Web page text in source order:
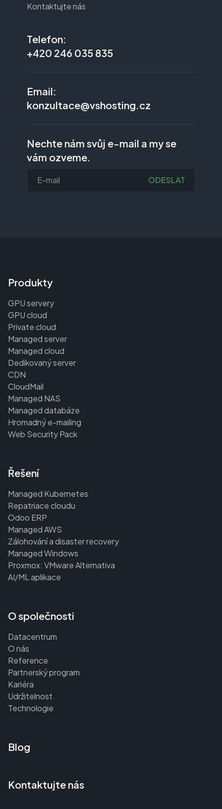
Kontaktujte nás
Telefon:
+420 246 035 835
Email:
konzultace@vshosting.cz
Nechte nám svůj e-mail a my se
vám ozveme.
ODESLAT
Produkty
GPU servery
GPU cloud
Private cloud
Managed server
Managed cloud
Dedikovaný server
CDN
CloudMail
Managed NAS
Managed databáze
Hromadný e-mailing
Web Security Pack
Řešení
Managed Kubernetes
Repatriace cloudu
Odoo ERP
Managed AWS
Zálohování a disaster recovery
Managed Windows
Proxmox: VMware Alternativa
AI/ML aplikace
O společnosti
Datacentrum
O nás
Reference
Partnerský program
Kariéra
Udržitelnost
Technologie
Blog
Kontaktujte nás